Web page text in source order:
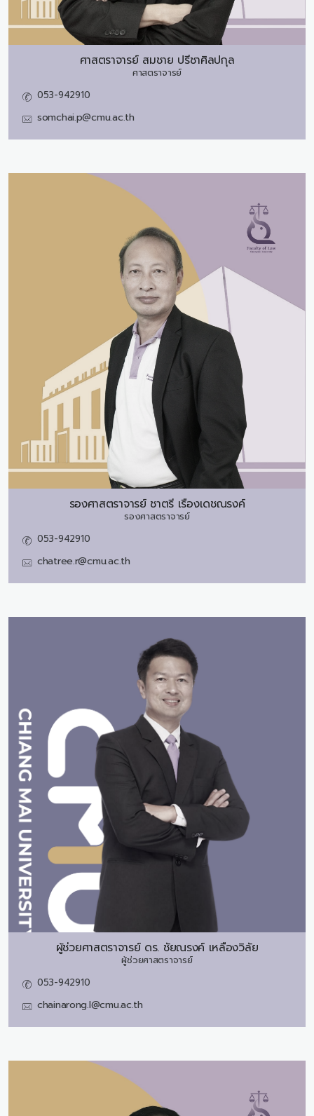
ศาสตราจารย์ สมชาย ปรีชาศิลปกุล
ศาสตราจารย์
053-942910
somchai.p@cmu.ac.th
รองศาสตราจารย์ ชาตรี เรืองเดชณรงค์
รองศาสตราจารย์
053-942910
chatree.r@cmu.ac.th
ผู้ช่วยศาสตราจารย์ ดร. ชัยณรงค์ เหลืองวิลัย
ผู้ช่วยศาสตราจารย์
053-942910
chainarong.l@cmu.ac.th